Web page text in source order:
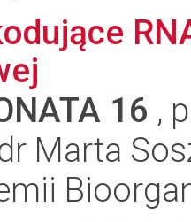
16 ,
Marta